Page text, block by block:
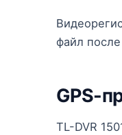
файл
GPS-
TL-DVR